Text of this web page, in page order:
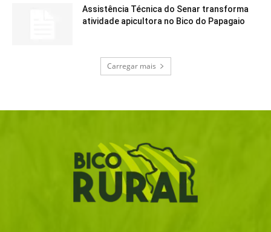
Assistência Técnica do Senar transforma
atividade apicultora no Bico do Papagaio
Carregar mais